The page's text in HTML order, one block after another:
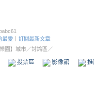
最愛
訂閱最新文章
園】城市／討論區／
投票區 影像館